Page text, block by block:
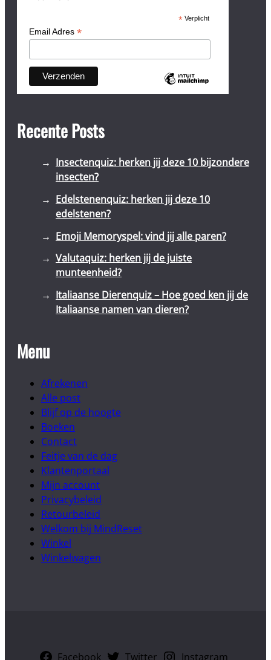
*Verplicht
Email Adres *
Recente Posts
Insectenquiz: herken jij deze 10 bijzondere
insecten?
Edelstenenquiz: herken jij deze 10
edelstenen?
Emoji Memoryspel: vind jij alle paren?
Valutaquiz: herken jij de juiste
munteenheid?
Italiaanse Dierenquiz – Hoe goed ken jij de
Italiaanse namen van dieren?
Menu
Afrekenen
Alle post
Blijf op de hoogte
Boeken
Contact
Feitje van de dag
Klantenportaal
Mijn account
Privacybeleid
Retourbeleid
Welkom bij MindReset
Winkel
Winkelwagen
Facebook Twitter Instagram